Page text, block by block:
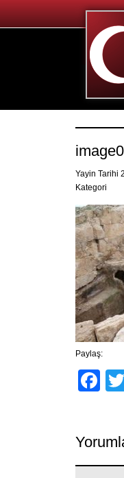
Yayin Tarihi
Kategori
Paylaş: